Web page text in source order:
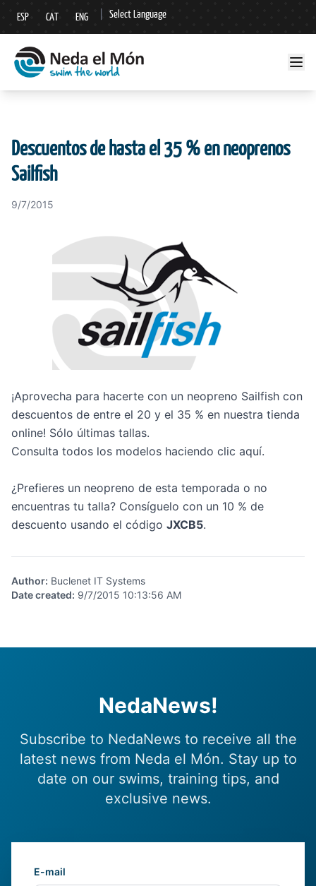
ESP CAT ENG Select Language
▼
Descuentos de hasta el 35 % en neoprenos
Sailfish
9/7/2015
¡Aprovecha para hacerte con un neopreno Sailfish con
descuentos de entre el 20 y el 35 % en nuestra tienda
online! Sólo últimas tallas.
Consulta todos los modelos haciendo clic aquí.
¿Prefieres un neopreno de esta temporada o no
encuentras tu talla? Consíguelo con un 10 % de
descuento usando el código JXCB5.
Author: Buclenet IT Systems
Date created: 9/7/2015 10:13:56 AM
NedaNews!
Subscribe to NedaNews to receive all the
latest news from Neda el Món. Stay up to
date on our swims, training tips, and
exclusive news.
E-mail